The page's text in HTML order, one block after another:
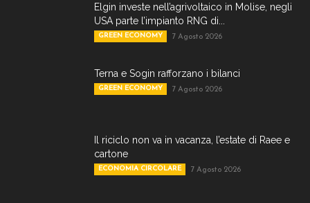
Elgin investe nell’agrivoltaico in Molise, negli
USA parte l’impianto RNG di...
GREEN ECONOMY 7 Agosto 2026
Terna e Sogin rafforzano i bilanci
GREEN ECONOMY 7 Agosto 2026
Il riciclo non va in vacanza, l’estate di Raee e
cartone
ECONOMIA CIRCOLARE 7 Agosto 2026